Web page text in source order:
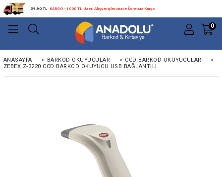
59.90 TL KARGO - 1000 TL Üzeri Alışverişlerinizde Ücretsiz Kargo
0
ANASAYFA > BARKOD OKUYUCULAR > CCD BARKOD OKUYUCULAR
>
ZEBEX Z-3220 CCD BARKOD OKUYUCU USB BAĞLANTILI